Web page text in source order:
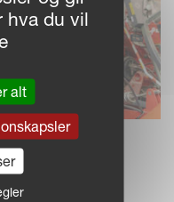
TO
kvalitet til sin
hva du vil
alt